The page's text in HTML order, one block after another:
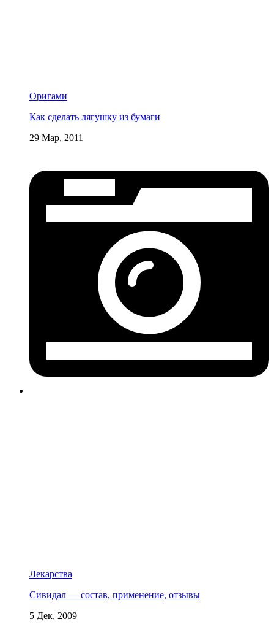
Оригами
Как сделать лягушку из бумаги
29 Мар, 2011
Лекарства
Сивидал — состав, применение, отзывы
5 Дек, 2009